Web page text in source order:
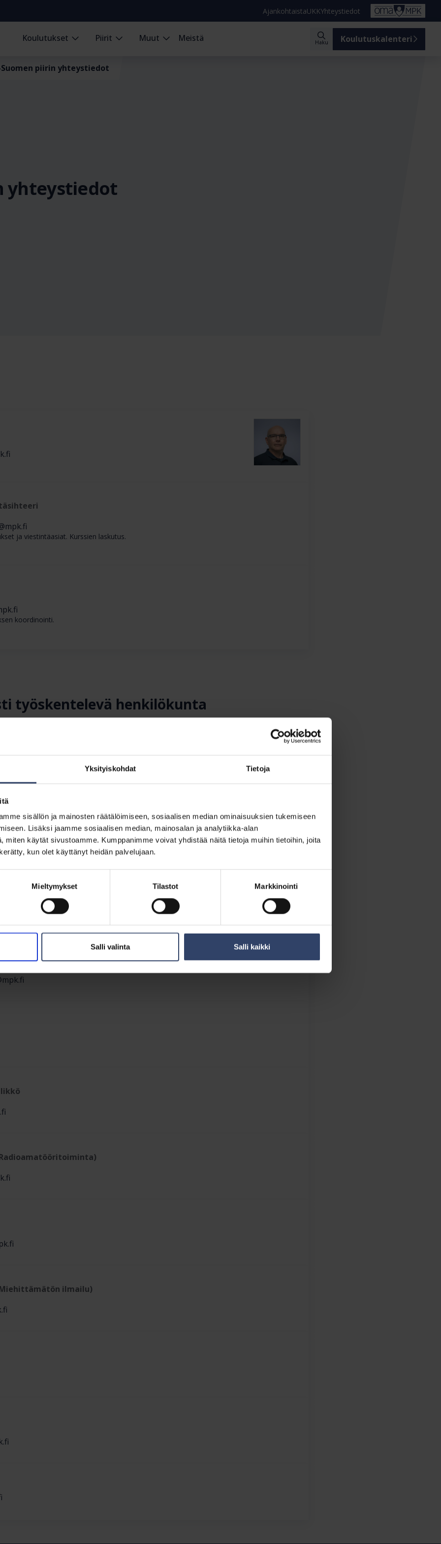
Yksityiskohdat Tietoja
sisällön ja mainosten räätälöimiseen, sosiaalisen median ominaisuuksien tukemiseen
Lisäksi jaamme sosiaalisen median, mainosalan ja analytiikka-alan
miten käytät sivustoamme. Kumppanimme voivat yhdistää näitä tietoja muihin tietoihin, joita
kun olet käyttänyt heidän palvelujaan.
Mieltymykset Tilastot Markkinointi
Salli valinta Salli kaikki
AjankohtaistaUKKYhteystiedot
Koulutukset Piirit Muut Meistä Haku Koulutuskalenteri
Suomen piirin yhteystiedot
yhteystiedot
ja viestintäasiat. Kurssien laskutus.
koordinointi.
työskentelevä henkilökunta
varastopäällikkö
ajoneuvot
ilmailu)